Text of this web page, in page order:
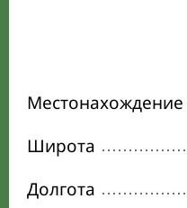
Местонахождение
Широта
Долгота